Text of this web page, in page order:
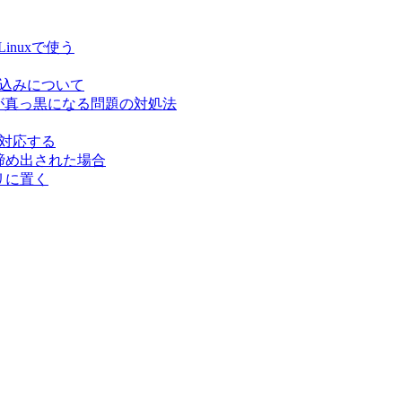
で使う
みについて
真っ黒になる問題の対処法
応する
め出された場合
置く